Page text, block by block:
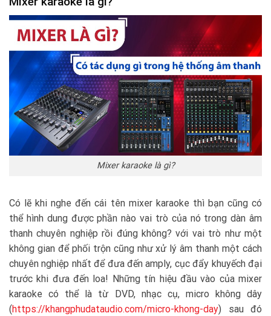
Mixer karaoke là gì?
Có lẽ khi nghe đến cái tên mixer karaoke thì bạn cũng có
thể hình dung được phần nào vai trò của nó trong dàn âm
thanh chuyên nghiệp rồi đúng không? với vai trò như một
không gian để phối trộn cũng như xử lý âm thanh một cách
chuyên nghiệp nhất để đưa đến amply, cục đẩy khuyếch đại
trước khi đưa đến loa! Những tín hiệu đầu vào của mixer
karaoke có thể là từ DVD, nhạc cụ, micro không dây
(https://khangphudataudio.com/micro-khong-day) sau đó